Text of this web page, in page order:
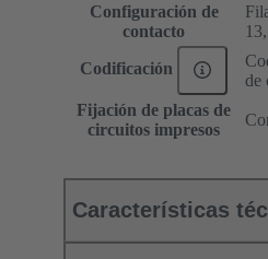
Configuración de
contacto
Codificación
de
Fijación de placas de
circuitos impresos
Características